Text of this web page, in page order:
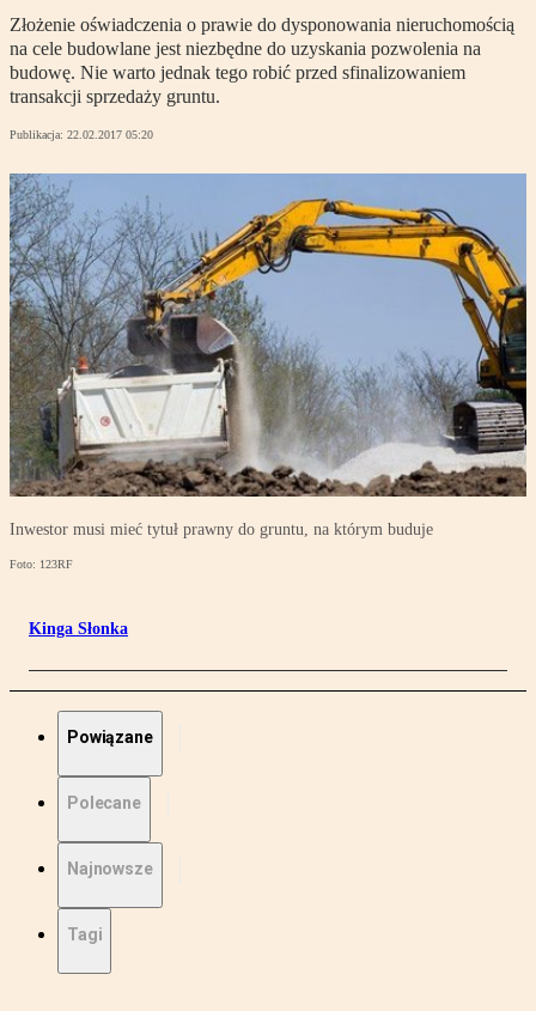
Złożenie oświadczenia o prawie do dysponowania nieruchomością
na cele budowlane jest niezbędne do uzyskania pozwolenia na
budowę. Nie warto jednak tego robić przed sfinalizowaniem
transakcji sprzedaży gruntu.
Publikacja: 22.02.2017 05:20
Inwestor musi mieć tytuł prawny do gruntu, na którym buduje
Foto: 123RF
Kinga Słonka
Powiązane
Polecane
Najnowsze
Tagi